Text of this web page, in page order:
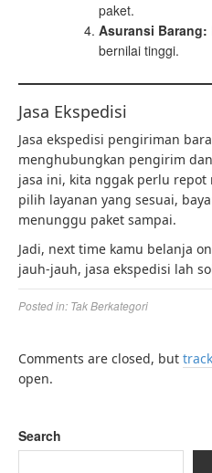
paket.
Asuransi Barang:
bernilai tinggi.
Jasa Ekspedisi
Jasa ekspedisi pengiriman
menghubungkan pengirim
jasa ini, kita nggak perlu
pilih layanan yang sesuai,
menunggu paket sampai.
Jadi, next time kamu belanja
jauh-jauh, jasa ekspedisi lah
Posted in: Tak Berkategori
Comments are closed, but
open.
Search